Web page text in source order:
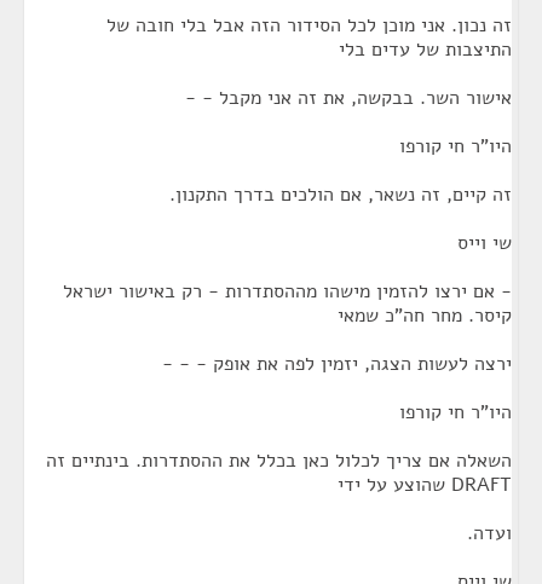
זה נכון. אני מוכן לכל הסידור הזה אבל בלי חובה של
התיצבות של עדים בלי
אישור השר. בבקשה, את זה אני מקבל - -
היו"ר חי קורפו
זה קיים, זה נשאר, אם הולכים בדרך התקנון.
שי וייס
- אם ירצו להזמין מישהו מההסתדרות - רק באישור ישראל
קיסר. מחר חה"כ שמאי
ירצה לעשות הצגה, יזמין לפה את אופק - - -
היו"ר חי קורפו
השאלה אם צריך לכלול כאן בכלל את ההסתדרות. בינתיים זה
DRAFT שהוצע על ידי
ועדה.